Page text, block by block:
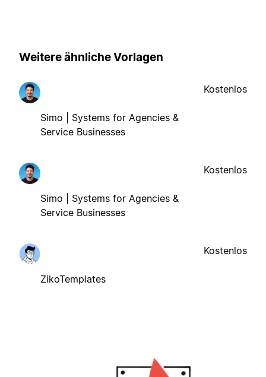
Weitere ähnliche Vorlagen
Simo | Systems for Agencies &
Service Businesses
Kostenlos
Simo | Systems for Agencies &
Service Businesses
Kostenlos
ZikoTemplates
Kostenlos